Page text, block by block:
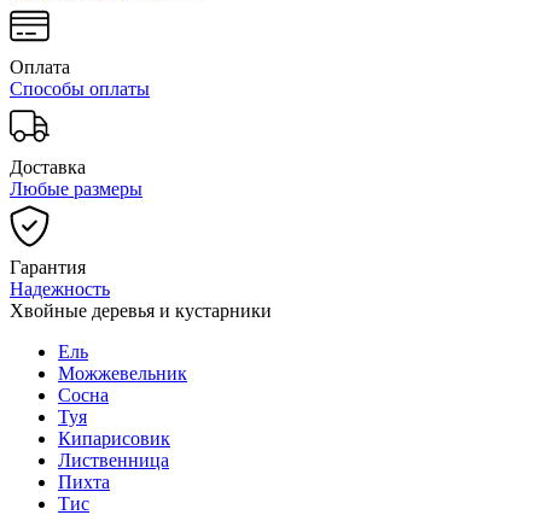
Оплата
Способы оплаты
Доставка
Любые размеры
Гарантия
Надежность
Хвойные деревья и кустарники
Ель
Можжевельник
Сосна
Туя
Кипарисовик
Лиственница
Пихта
Тис